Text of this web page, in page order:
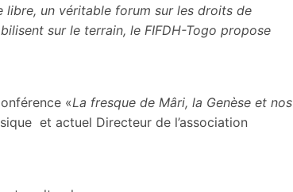
libre, un véritable forum sur les droits de
sur le terrain, le FIFDH-Togo propose
«La fresque de Mâri, la Genèse et nos
et actuel Directeur de l’association